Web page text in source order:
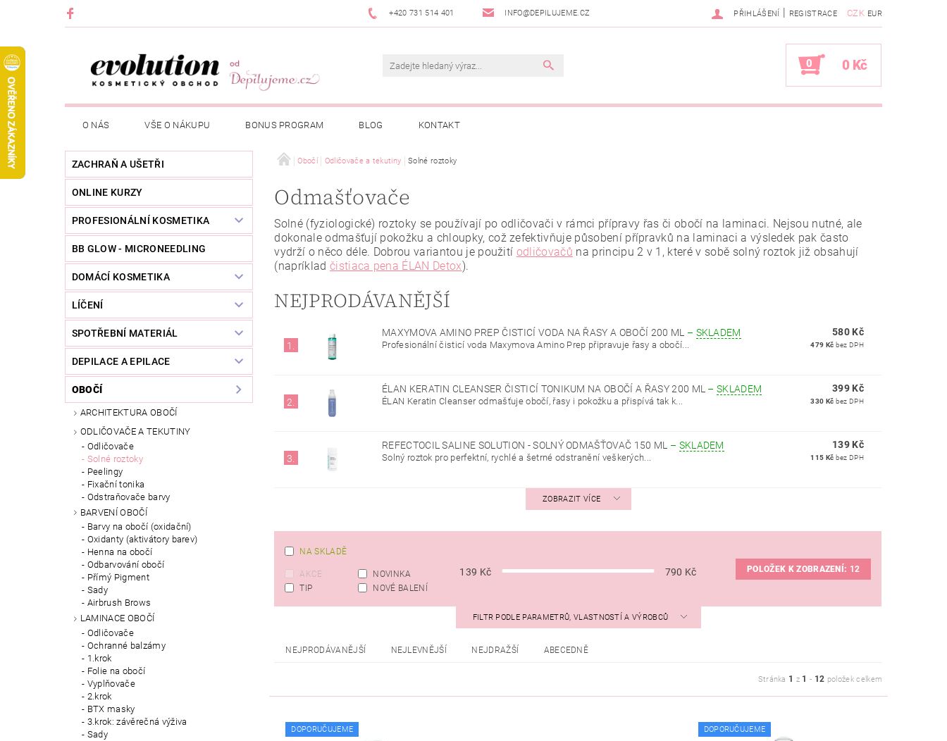
+420 731 514 401 INFO@DEPILUJEME.CZ CZK EUR
PŘIHLÁŠENÍ | REGISTRACE
0 0 Kč
O NÁS VŠE O NÁKUPU BONUS PROGRAM BLOG KONTAKT
ZACHRAŇ A UŠETŘI
ONLINE KURZY
PROFESIONÁLNÍ KOSMETIKA
BB GLOW - MICRONEEDLING
DOMÁCÍ KOSMETIKA
LÍČENÍ
SPOTŘEBNÍ MATERIÁL
DEPILACE A EPILACE
OBOČÍ
ARCHITEKTURA OBOČÍ
ODLIČOVAČE A TEKUTINY
Odličovače
Solné roztoky
Peelingy
Fixační tonika
Odstraňovače barvy
BARVENÍ OBOČÍ
Barvy na obočí (oxidační)
Oxidanty (aktivátory barev)
Henna na obočí
Odbarvování obočí
Přímý Pigment
Sady
Airbrush Brows
LAMINACE OBOČÍ
Odličovače
Ochranné balzámy
1.krok
Folie na obočí
Vyplňovače
2.krok
BTX masky
3.krok: závěrečná výživa
Sady
Obočí Odličovače a tekutiny Solné roztoky
Odmašťovače
Solné (fyziologické) roztoky se používají po odličovači v rámci přípravy řas či obočí na laminaci. Nejsou nutné, ale
dokonale odmašťují pokožku a chloupky, což zefektivňuje působení přípravků na laminaci a výsledek pak často
vydrží o něco déle. Dobrou variantou je použití odličovačů na principu 2 v 1, které v sobě solný roztok již obsahují
(napríklad čistiaca pena ÉLAN Detox).
NEJPRODÁVANĚJŠÍ
1.
MAXYMOVA AMINO PREP ČISTICÍ VODA NA ŘASY A OBOČÍ 200 ML – SKLADEM
Profesionální čisticí voda Maxymova Amino Prep připravuje řasy a obočí...
580 Kč
479 Kč bez DPH
2.
ÉLAN KERATIN CLEANSER ČISTICÍ TONIKUM NA OBOČÍ A ŘASY 200 ML –SKLADEM
ÉLAN Keratin Cleanser odmašťuje obočí, řasy i pokožku a přispívá tak k...
399 Kč
330 Kč bez DPH
3.
REFECTOCIL SALINE SOLUTION - SOLNÝ ODMAŠŤOVAČ 150 ML – SKLADEM
Solný roztok pro perfektní, rychlé a šetrné odstranění veškerých...
139 Kč
115 Kč bez DPH
ZOBRAZIT VÍCE
NA SKLADĚ
AKCE
NOVINKA
TIP
NOVÉ BALENÍ
139 Kč 790 Kč POLOŽEK K ZOBRAZENÍ: 12
FILTR PODLE PARAMETRŮ, VLASTNOSTÍ A VÝROBCŮ
NEJPRODÁVANĚJŠÍ NEJLEVNĚJŠÍ NEJDRAŽŠÍ ABECEDNĚ
Stránka 1 z 1 - 12 položek celkem
DOPORUČUJEME DOPORUČUJEME